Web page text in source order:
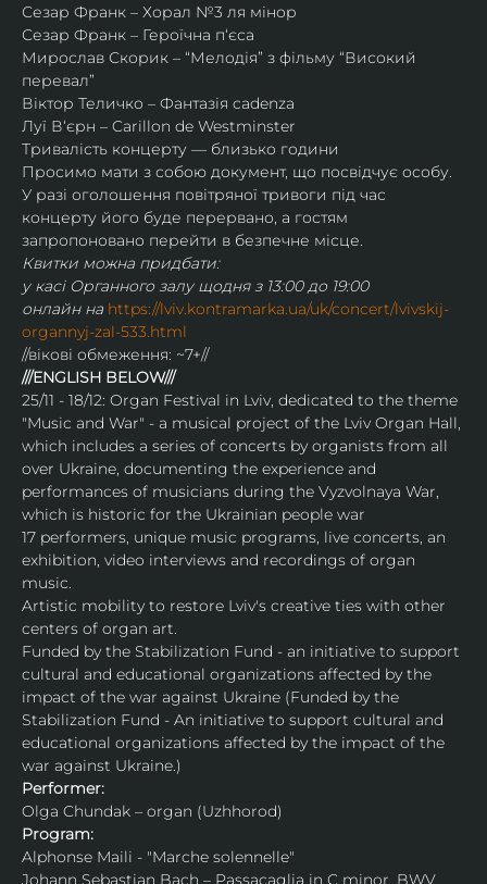
Сезар Франк – Хорал №3 ля мінор
Сезар Франк – Героїчна п‘єса
Мирослав Скорик – “Мелодія” з фільму “Високий
перевал”
Віктор Теличко – Фантазія cadenza
Луї В‘єрн – Carillon de Westminster
Тривалість концерту — близько години
Просимо мати з собою документ, що посвідчує особу.
У разі оголошення повітряної тривоги під час
концерту його буде перервано, а гостям
запропоновано перейти в безпечне місце.
Квитки можна придбати:
у касі Органного залу щодня з 13:00 до 19:00
онлайн на https://lviv.kontramarka.ua/uk/concert/lvivskij-
organnyj-zal-533.html
//вікові обмеження: ~7+//
///ENGLISH BELOW///
25/11 - 18/12: Organ Festival in Lviv, dedicated to the theme
"Music and War" - a musical project of the Lviv Organ Hall,
which includes a series of concerts by organists from all
over Ukraine, documenting the experience and
performances of musicians during the Vyzvolnaya War,
which is historic for the Ukrainian people war
17 performers, unique music programs, live concerts, an
exhibition, video interviews and recordings of organ
music.
Artistic mobility to restore Lviv's creative ties with other
centers of organ art.
Funded by the Stabilization Fund - an initiative to support
cultural and educational organizations affected by the
impact of the war against Ukraine (Funded by the
Stabilization Fund - An initiative to support cultural and
educational organizations affected by the impact of the
war against Ukraine.)
Performer:
Olga Chundak – organ (Uzhhorod)
Program:
​​Alphonse Maili - "Marche solennelle"
Johann Sebastian Bach – Passacaglia in C minor, BWV